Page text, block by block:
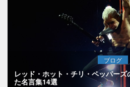
ブログ
レッド・ホット・チリ・ペッパー
た名言集14選